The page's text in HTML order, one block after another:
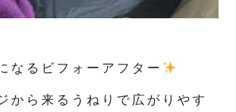
なるビフォーアフター
から来るうねりで広がりやす